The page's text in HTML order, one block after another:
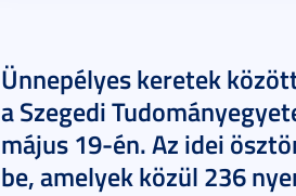
Ünnepélyes keretek
a Szegedi
május 19-én. Az idei
be, amelyek közül 236